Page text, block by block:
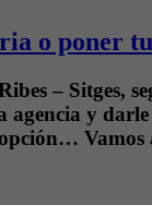
o poner
– Sitges,
y